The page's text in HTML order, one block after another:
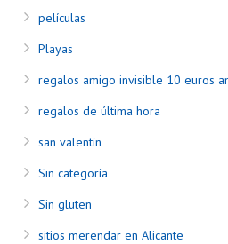
películas
Playas
regalos amigo invisible 10 euros
regalos de última hora
san valentín
Sin categoría
Sin gluten
sitios merendar en Alicante